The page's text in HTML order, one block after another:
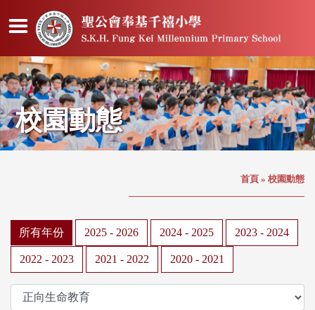
校園動態
首頁 » 校園動態
所有年份 2025 - 2026 2024 - 2025 2023 - 2024
2022 - 2023 2021 - 2022 2020 - 2021